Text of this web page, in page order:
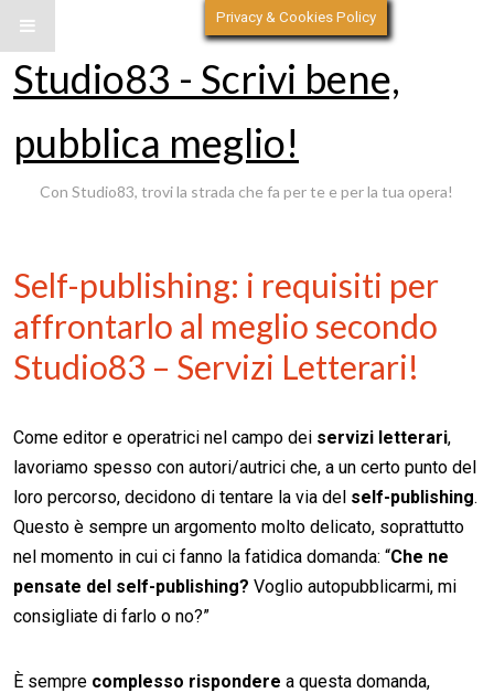
Studio83 - Scrivi bene,
pubblica meglio!
Con Studio83, trovi la strada che fa per te e per la tua opera!
Self-publishing: i requisiti per
affrontarlo al meglio secondo
Studio83 – Servizi Letterari!
Come editor e operatrici nel campo dei servizi letterari,
lavoriamo spesso con autori/autrici che, a un certo punto del
loro percorso, decidono di tentare la via del self-publishing.
Questo è sempre un argomento molto delicato, soprattutto
nel momento in cui ci fanno la fatidica domanda: “Che ne
pensate del self-publishing? Voglio autopubblicarmi, mi
consigliate di farlo o no?”
È sempre complesso rispondere a questa domanda,
Privacy & Cookies Policy